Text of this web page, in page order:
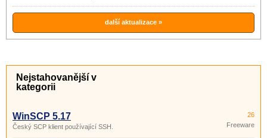
další aktualizace »
Nejstahovanější v
kategorii
WinSCP 5.17
Český SCP klient používající SSH.
26
Freeware